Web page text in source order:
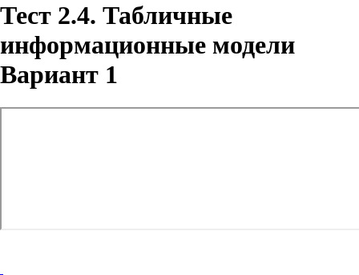
Тест 2.4. Табличные
информационные модели
Вариант 1